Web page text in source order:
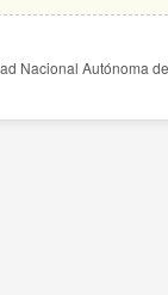
Nacional Autónoma